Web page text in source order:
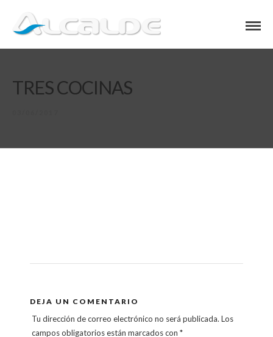
TRES COCINAS
DEJA UN COMENTARIO
Tu dirección de correo electrónico no será publicada. Los
campos obligatorios están marcados con*